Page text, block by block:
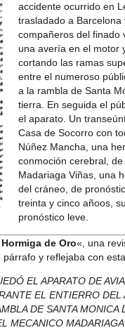
accidente ocurrido en
trasladado a
compañeros del finado
una avería en el motor
cortando las ramas
entre el numeroso
a la rambla de Santa
tierra. En seguida el
el aparato. Un
Casa de Socorro con
Núñez Mancha, una
conmoción cerebral,
Madariaga Viñas, una
del cráneo, de
treinta y cinco añoos,
pronóstico leve.
Hormiga de Oro«, una
y reflejaba con
EL APARATO DE
EL ENTIERRO
DE SANTA
MECANICO